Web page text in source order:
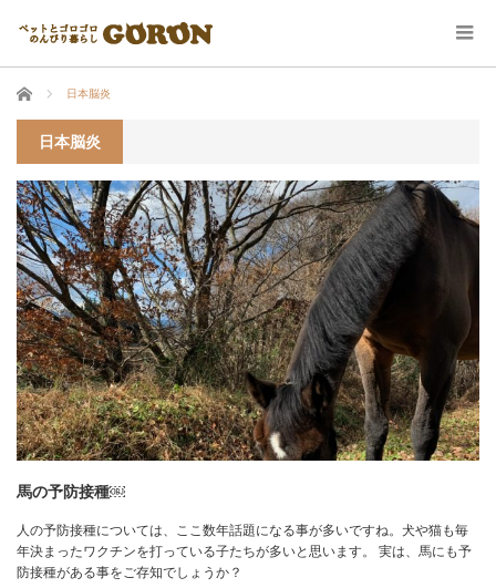
ホーム 日本脳炎
日本脳炎
馬の予防接種￼
人の予防接種については、ここ数年話題になる事が多いですね。犬や猫も毎
年決まったワクチンを打っている子たちが多いと思います。 実は、馬にも予
防接種がある事をご存知でしょうか？